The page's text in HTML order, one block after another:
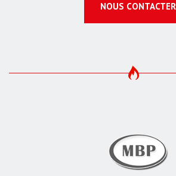
NOUS CONTACTER